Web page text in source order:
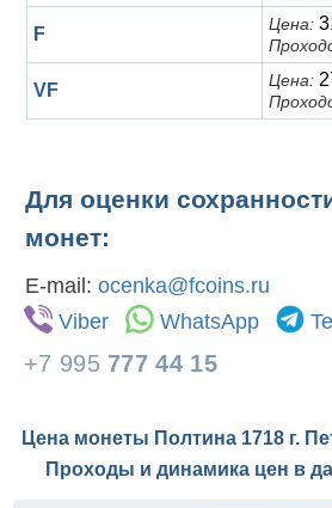
F Цена:
VF Цена:
Для оценки
монет:
E-mail: ocenka@fcoins.ru
Viber
WhatsApp
+7 995 777 44 15
Цена монеты Полтина 1718 г.
Проходы и динамика цен в